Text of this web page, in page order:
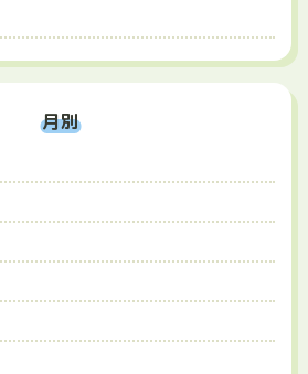
月別